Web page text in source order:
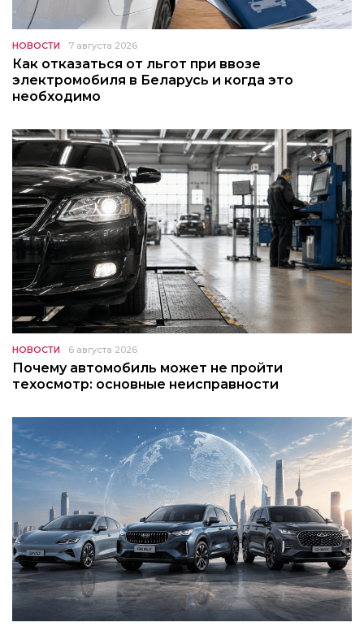
НОВОСТИ 7 августа 2026
Как отказаться от льгот при ввозе
электромобиля в Беларусь и когда это
необходимо
НОВОСТИ 6 августа 2026
Почему автомобиль может не пройти
техосмотр: основные неисправности